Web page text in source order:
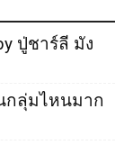
ปู่ชาร์ลี มัง
กลุ่มไหนมาก